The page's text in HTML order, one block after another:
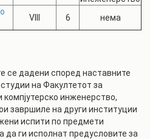
VIII 6 нема
се дадени според наставните
на Факултетот за
инженерство,
завршиле на други институции
испити по предмети
да ги исполнат предусловите за